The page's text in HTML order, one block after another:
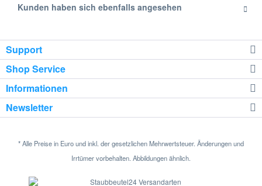
Kunden haben sich ebenfalls angesehen
Support
Shop Service
Informationen
Newsletter
* Alle Preise in Euro und inkl. der gesetzlichen Mehrwertsteuer. Änderungen und
Irrtümer vorbehalten. Abbildungen ähnlich.